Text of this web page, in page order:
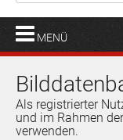
MENÜ
Als registrierter
und im Rahmen
verwenden.